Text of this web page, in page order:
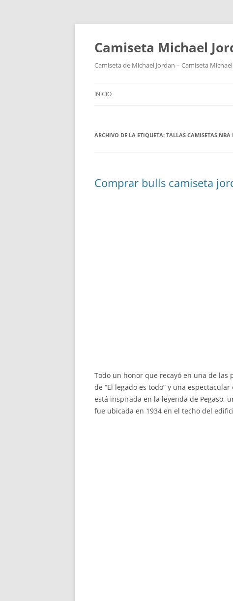
Camiseta Michael
Camiseta de Michael Jordan – Camiseta
INICIO
ARCHIVO DE LA ETIQUETA: TALLAS CAMISETAS NBA
Comprar bulls camiseta
Todo un honor que recayó en una de
de “El legado es todo” y una
está inspirada en la leyenda de Pegaso,
fue ubicada en 1934 en el techo del